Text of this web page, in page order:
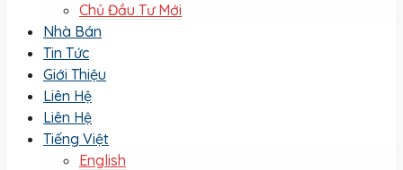
Chủ Đầu Tư Mới
Nhà Bán
Tin Tức
Giới Thiệu
Liên Hệ
Liên Hệ
Tiếng Việt
English